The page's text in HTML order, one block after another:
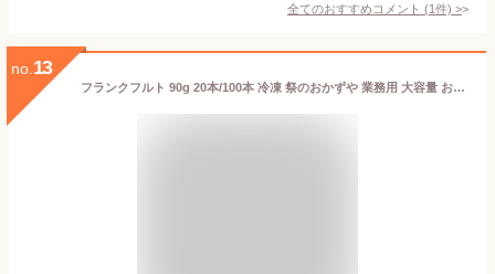
全てのおすすめコメント (1件) >
no. 13
フランクフルト 90g 20本/100本 冷凍 祭のおかずや 業務用 大容量 お弁当 イベント パーティ 揚げ物 ホット おつまみ お祭り グルメ